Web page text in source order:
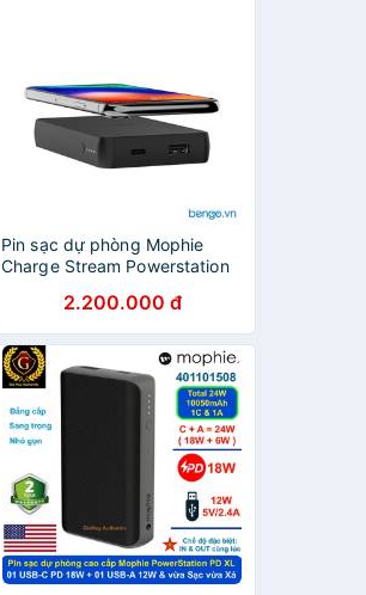
Pin sạc dự phòng Mophie
Charge Stream Powerstation
2.200.000 đ